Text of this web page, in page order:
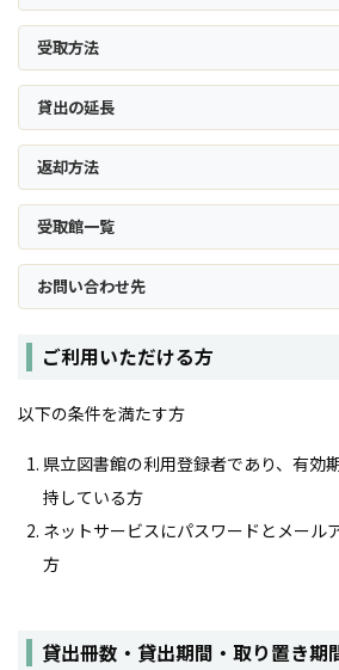
受取方法
貸出の延長
返却方法
受取館一覧
お問い合わせ先
ご利用いただける方
以下の条件を満たす方
県立図書館の利用登録者であり、有効
持している方
ネットサービスにパスワードとメール
方
貸出冊数・貸出期間・取り置き期